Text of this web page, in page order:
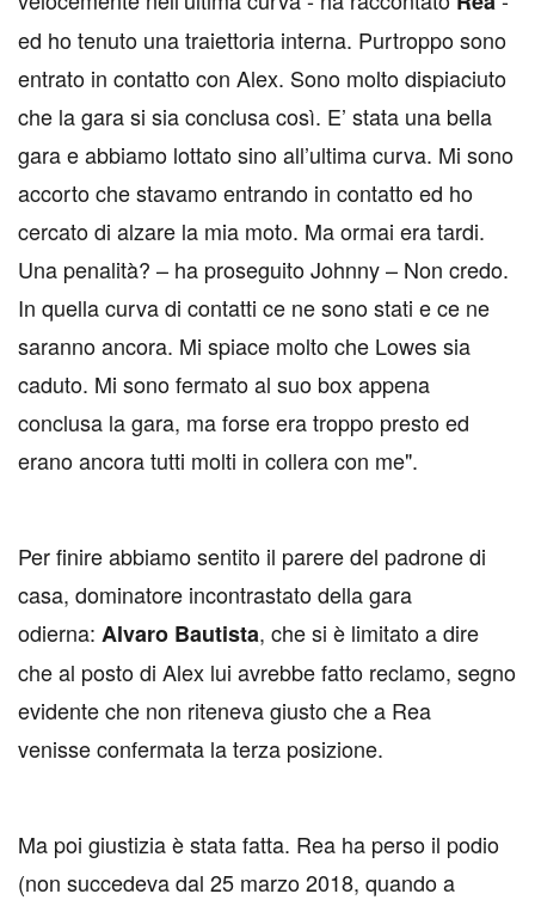
ed ho tenuto una traiettoria interna. Purtroppo sono
entrato in contatto con Alex. Sono molto dispiaciuto
che la gara si sia conclusa così. E’ stata una bella
gara e abbiamo lottato sino all’ultima curva. Mi sono
accorto che stavamo entrando in contatto ed ho
cercato di alzare la mia moto. Ma ormai era tardi.
Una penalità? – ha proseguito Johnny – Non credo.
In quella curva di contatti ce ne sono stati e ce ne
saranno ancora. Mi spiace molto che Lowes sia
caduto. Mi sono fermato al suo box appena
conclusa la gara, ma forse era troppo presto ed
erano ancora tutti molti in collera con me".
Per finire abbiamo sentito il parere del padrone di
casa, dominatore incontrastato della gara
odierna: Alvaro Bautista, che si è limitato a dire
che al posto di Alex lui avrebbe fatto reclamo, segno
evidente che non riteneva giusto che a Rea
venisse confermata la terza posizione.
Ma poi giustizia è stata fatta. Rea ha perso il podio
(non succedeva dal 25 marzo 2018, quando a